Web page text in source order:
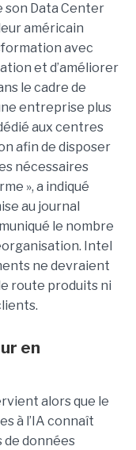
son Data Center
américain
avec
et d’améliorer
le cadre de
entreprise plus
aux centres
afin de disposer
nécessaires
», a indiqué
au journal
le nombre
Intel
ne devraient
route produits ni
en
alors que le
à l’IA connaît
données